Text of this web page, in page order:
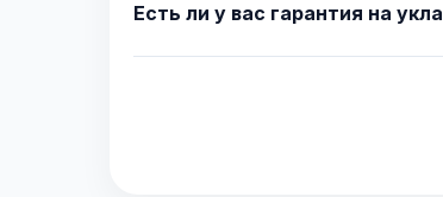
Есть ли у вас гарантия на